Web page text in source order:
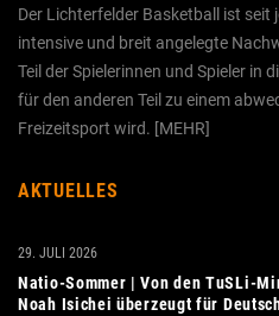
Der Lichterfelder Basketball ist seit
intensive und breit angelegte
Teil der Spielerinnen und Spieler in
für den anderen Teil zu einem
Freizeitsport wird. [MEHR]
AKTUELLES
Natio-Sommer | Von den TuSLi-
Noah Isichei überzeugt für
29. JULI 2026